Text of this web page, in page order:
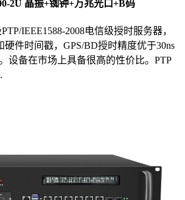
2U 晶振+铷钟+万兆光口+B码
IEEE1588-2008电信级授时服务器，
件时间戳，GPS/BD授时精度优于30ns
设备在市场上具备很高的性价比。PTP